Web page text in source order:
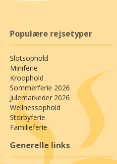
Populære rejsetyper
Slotsophold
Miniferie
Kroophold
Sommerferie 2026
Julemarkeder 2026
Wellnessophold
Storbyferie
Familieferie
Generelle links